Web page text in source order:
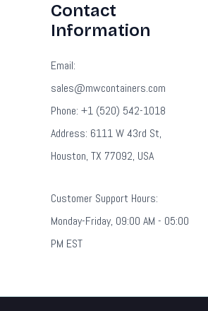
Contact
Information
Email:
sales@mwcontainers.com
Phone: +1 (520) 542-1018
Address: 6111 W 43rd St,
Houston, TX 77092, USA
Customer Support Hours:
Monday-Friday, 09:00 AM - 05:00
PM EST